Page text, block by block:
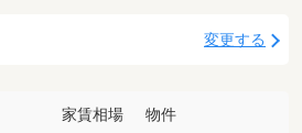
変更する
家賃相場 物件